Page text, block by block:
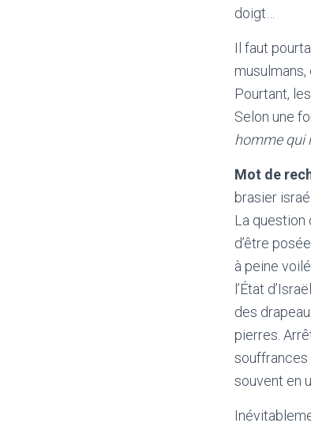
doigt…
Il faut
Pourtant,
Selon une
homme qui
Mot de
brasier
La question
d’être
à peine
l’État
des
pierres.
souffrances
souvent en